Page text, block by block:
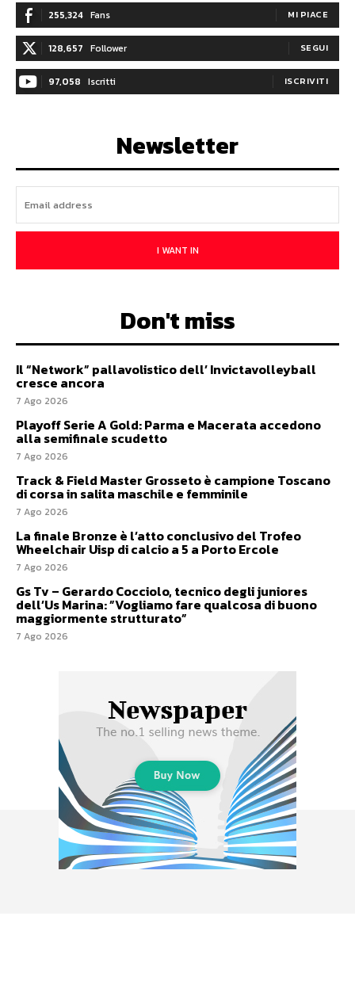
255,324 Fans MI PIACE
128,657 Follower SEGUI
97,058 Iscritti ISCRIVITI
Newsletter
I WANT IN
Don't miss
Il “Network” pallavolistico dell’ Invictavolleyball
cresce ancora
7 Ago 2026
Playoff Serie A Gold: Parma e Macerata accedono
alla semifinale scudetto
7 Ago 2026
Track & Field Master Grosseto è campione Toscano
di corsa in salita maschile e femminile
7 Ago 2026
La finale Bronze è l’atto conclusivo del Trofeo
Wheelchair Uisp di calcio a 5 a Porto Ercole
7 Ago 2026
Gs Tv – Gerardo Cocciolo, tecnico degli juniores
dell’Us Marina: ”Vogliamo fare qualcosa di buono
maggiormente strutturato”
7 Ago 2026